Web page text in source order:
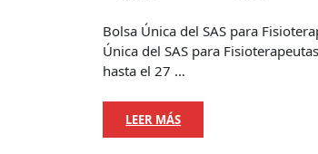
Bolsa Única del SAS para
Única del SAS para
hasta el 27 …
LEER MÁS